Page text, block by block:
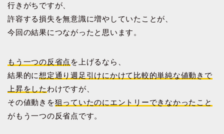
行きがちですが、
許容する損失を無意識に増やしていたことが、
今回の結果につながったと思います。
もう一つの反省点 を上げるなら、
結果的に想定通り週足引けにかけて比較的単純な値動きで
上昇をした わけですが、
その値動きを狙っていたのにエントリーできなかったこと
がもう一つの反省点です。